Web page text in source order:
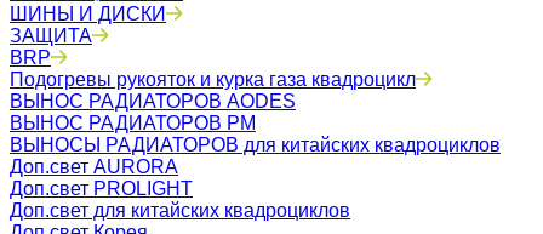
ШИНЫ И ДИСКИ
ЗАЩИТА
BRP
Подогревы рукояток и курка газа квадроцикл
ВЫНОС РАДИАТОРОВ AODES
ВЫНОС РАДИАТОРОВ РМ
ВЫНОСЫ РАДИАТОРОВ для китайских квадроциклов
Доп.свет AURORA
Доп.свет PROLIGHT
Доп.свет для китайских квадроциклов